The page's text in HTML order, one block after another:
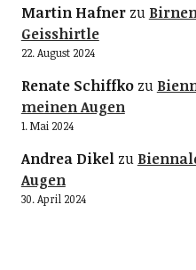
Martin Hafnerzu
Geisshirtle
22. August 2024
Renate Schiffkozu
meinen Augen
1. Mai 2024
Andrea Dikelzu
Augen
30. April 2024